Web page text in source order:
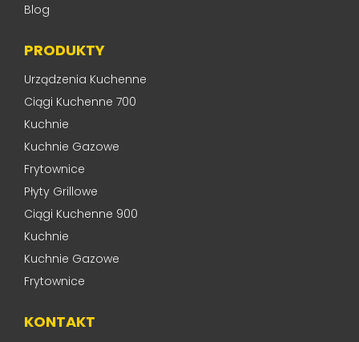
Blog
PRODUKTY
Urządzenia Kuchenne
Ciągi Kuchenne 700
Kuchnie
Kuchnie Gazowe
Frytownice
Płyty Grillowe
Ciągi Kuchenne 900
Kuchnie
Kuchnie Gazowe
Frytownice
KONTAKT